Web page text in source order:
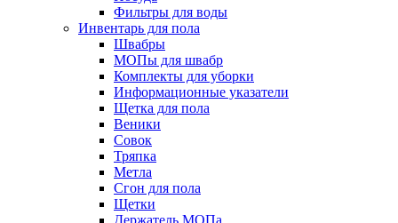
Фильтры для воды
Инвентарь для пола
Швабры
МОПы для швабр
Комплекты для уборки
Информационные указатели
Щетка для пола
Веники
Совок
Тряпка
Метла
Сгон для пола
Щетки
Держатель МОПа